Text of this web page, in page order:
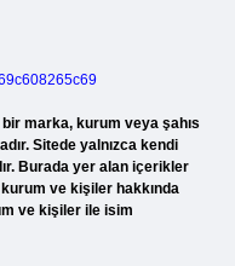
marka, kurum veya şahıs
Sitede yalnızca kendi
Burada yer alan içerikler
ve kişiler hakkında
ve kişiler ile isim